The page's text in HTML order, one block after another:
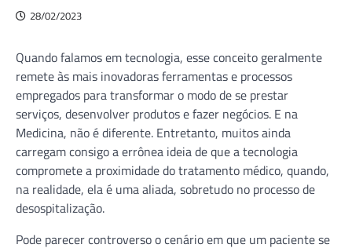
28/02/2023
Quando falamos em tecnologia, esse conceito geralmente
remete às mais inovadoras ferramentas e processos
empregados para transformar o modo de se prestar
serviços, desenvolver produtos e fazer negócios. E na
Medicina, não é diferente. Entretanto, muitos ainda
carregam consigo a errônea ideia de que a tecnologia
compromete a proximidade do tratamento médico, quando,
na realidade, ela é uma aliada, sobretudo no processo de
desospitalização.
Pode parecer controverso o cenário em que um paciente se